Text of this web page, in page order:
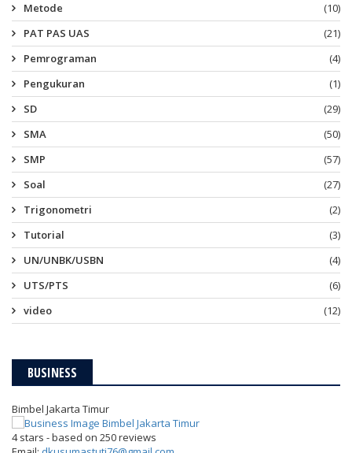
Metode
(10)
PAT PAS UAS
(21)
Pemrograman
(4)
Pengukuran
(1)
SD
(29)
SMA
(50)
SMP
(57)
Soal
(27)
Trigonometri
(2)
Tutorial
(3)
UN/UNBK/USBN
(4)
UTS/PTS
(6)
video
(12)
BUSINESS
Bimbel Jakarta Timur
4stars - based on 250reviews